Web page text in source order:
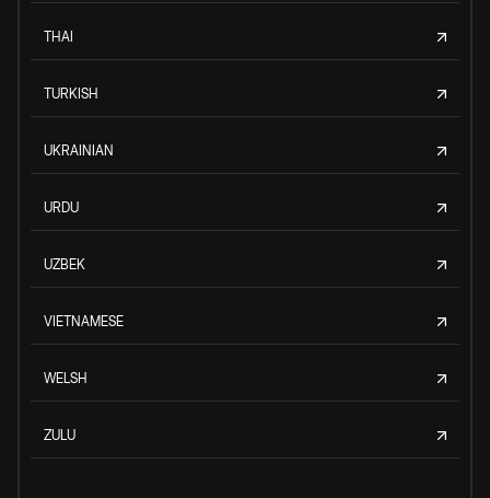
THAI
TURKISH
UKRAINIAN
URDU
UZBEK
VIETNAMESE
WELSH
ZULU